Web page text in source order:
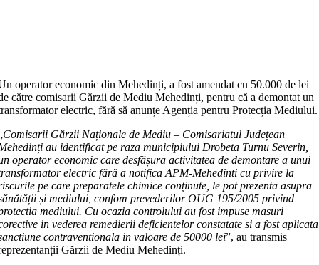
operator economic din Mehedinți, a fost amendat cu 50.000 de lei
către comisarii Gărzii de Mediu Mehedinți, pentru că a demontat un
electric, fără să anunțe Agenția pentru Protecția Mediului.
Comisarii Gărzii Naționale de Mediu – Comisariatul Județean
au identificat pe raza municipiului Drobeta Turnu Severin,
operator economic care desfășura activitatea de demontare a unui
electric fără a notifica APM-Mehedinti cu privire la
pe care preparatele chimice conținute, le pot prezenta asupra
și mediului, confom prevederilor OUG 195/2005 privind
mediului. Cu ocazia controlului au fost impuse masuri
in vederea remedierii deficientelor constatate si a fost aplicata
contraventionala in valoare de 50000 lei”, au transmis
Gărzii de Mediu Mehedinți.